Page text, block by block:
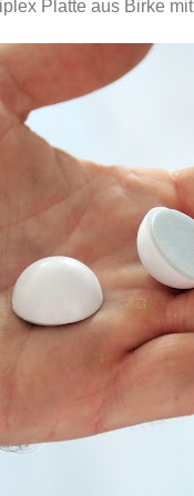
Platte aus Birke